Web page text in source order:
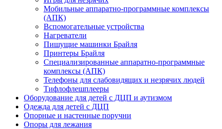
Мобильные аппаратно-программные комплексы
(АПК)
Вспомогательные устройства
Нагреватели
Пишущие машинки Брайля
Принтеры Брайля
Специализированные аппаратно-программные
комплексы (АПК)
Телефоны для слабовидящих и незрячих людей
Тифлофлешплееры
Оборудование для детей с ДЦП и аутизмом
Одежда для детей с ДЦП
Опорные и настенные поручни
Опоры для лежания